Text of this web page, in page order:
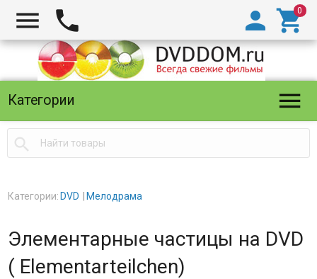
  

Категории 

Категории: DVD Мелодрама
Элементарные частицы на DVD
( Elementarteilchen)